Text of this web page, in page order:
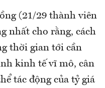
(21/29 thành viên
nhất cho rằng, cách
thời gian tới cần
kinh tế vĩ mô, cân
tác động của tỷ giá